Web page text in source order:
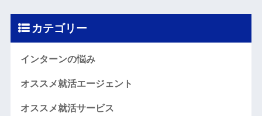
カテゴリー
インターンの悩み
オススメ就活エージェント
オススメ就活サービス